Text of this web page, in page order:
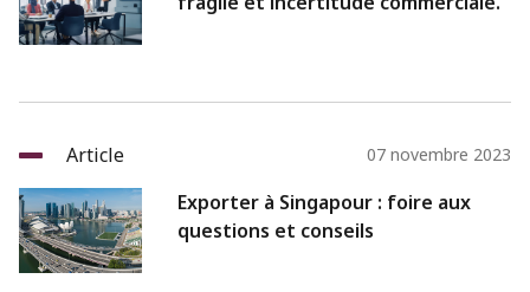
Article 07 novembre 2023
Exporter à Singapour : foire aux
questions et conseils